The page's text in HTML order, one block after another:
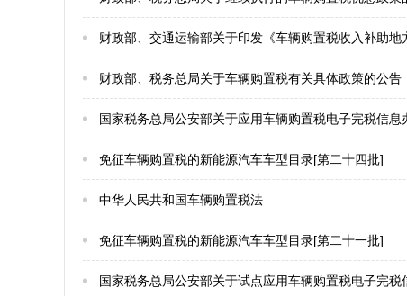
财政部、交通运输部关于印发《车辆购置税收入补助
财政部、税务总局关于车辆购置税有关具体政策的公告
国家税务总局公安部关于应用车辆购置税电子完税信
免征车辆购置税的新能源汽车车型目录[第二十四批]
中华人民共和国车辆购置税法
免征车辆购置税的新能源汽车车型目录[第二十一批]
国家税务总局公安部关于试点应用车辆购置税电子完